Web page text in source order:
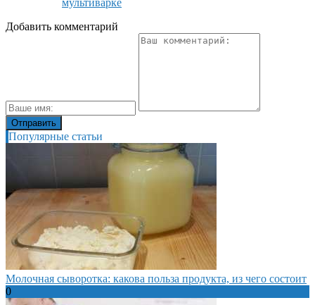
Добавить комментарий
Популярные статьи
Молочная сыворотка: какова польза продукта, из чего состоит
0